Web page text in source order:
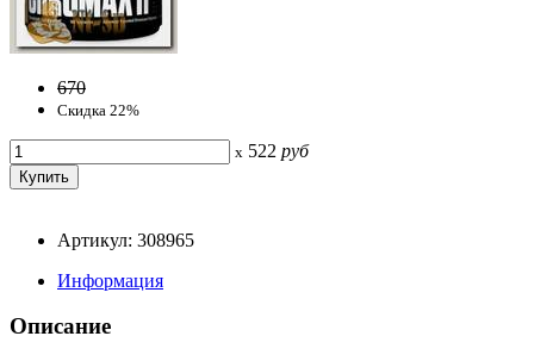
670
Скидка 22%
x 522 руб
Артикул: 308965
Информация
Описание